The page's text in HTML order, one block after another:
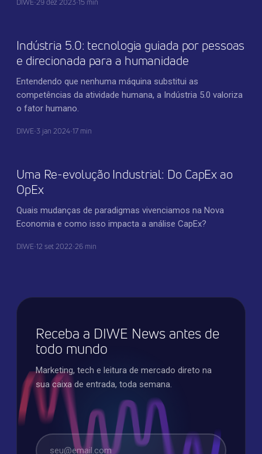
DIWE•29 dez 2023•15 min
TRANSFORMAÇÃO DIGITAL
Indústria 5.0: tecnologia guiada por pessoas
e direcionada para a humanidade
Entendendo que nenhuma máquina substitui as
competências da atividade humana, a Indústria 5.0 valoriza
o fator humano.
DIWE•3 jan 2024•17 min
INOVAÇÃO CORPORATIVA
Uma Re-evolução Industrial: Do CapEx ao
OpEx
Quais mudanças de paradigmas vivenciamos na Nova
Economia e como isso impacta a análise CapEx?
DIWE•12 set 2022•26 min
Receba a DIWE News antes de
todo mundo
Marketing, tech e leitura de mercado direto na
sua caixa de entrada, toda semana.
E-mail